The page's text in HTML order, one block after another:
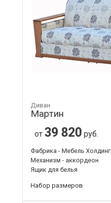
Диван
Мартин
от 39 820 руб.
Фабрика - Мебель Холдинг
Механизм - аккордеон
Ящик для белья
Набор размеров